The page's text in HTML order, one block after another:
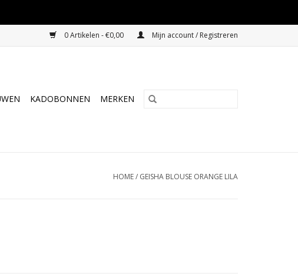
0 Artikelen - €0,00 Mijn account / Registreren
KADOBONNEN MERKEN
HOME/ GEISHA BLOUSE ORANGE LILA